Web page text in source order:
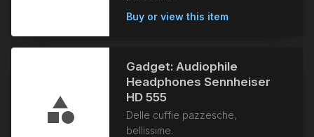
Buy or view this item
Gadget: Audiophile
Headphones Sennheiser
HD 555
Delle cuffie pazzesche,
bellissime.